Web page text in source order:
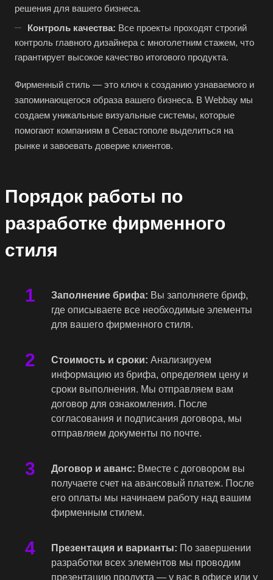
решения для вашего бизнеса.
Контроль качества: Все проекты проходят строгий
контроль главного дизайнера с многолетним стажем, что
гарантирует высокое качество итогового продукта.
Фирменный стиль — это ключ к созданию узнаваемого и
запоминающегося образа вашего бизнеса. В Webbay мы
создаем уникальные визуальные системы, которые
помогают компаниям в Севастополе выделиться на
рынке и завоевать доверие клиентов.
Порядок работы по
разработке фирменного
стиля
Заполнение брифа: Вы заполняете бриф,
где описываете все необходимые элементы
для вашего фирменного стиля.
Стоимость и сроки: Анализируем
информацию из брифа, определяем цену и
сроки выполнения. Мы отправляем вам
договор для ознакомления. После
согласования и подписания договора, мы
отправляем документы по почте.
Договор и аванс: Вместе с договором вы
получаете счет на авансовый платеж. После
его оплаты мы начинаем работу над вашим
фирменным стилем.
Презентация и варианты: По завершении
разработки всех элементов мы проводим
презентацию продукта — у вас в офисе или у